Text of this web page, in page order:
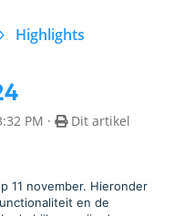
Highlights
PM ·
Dit artikel
11 november. Hieronder
en de